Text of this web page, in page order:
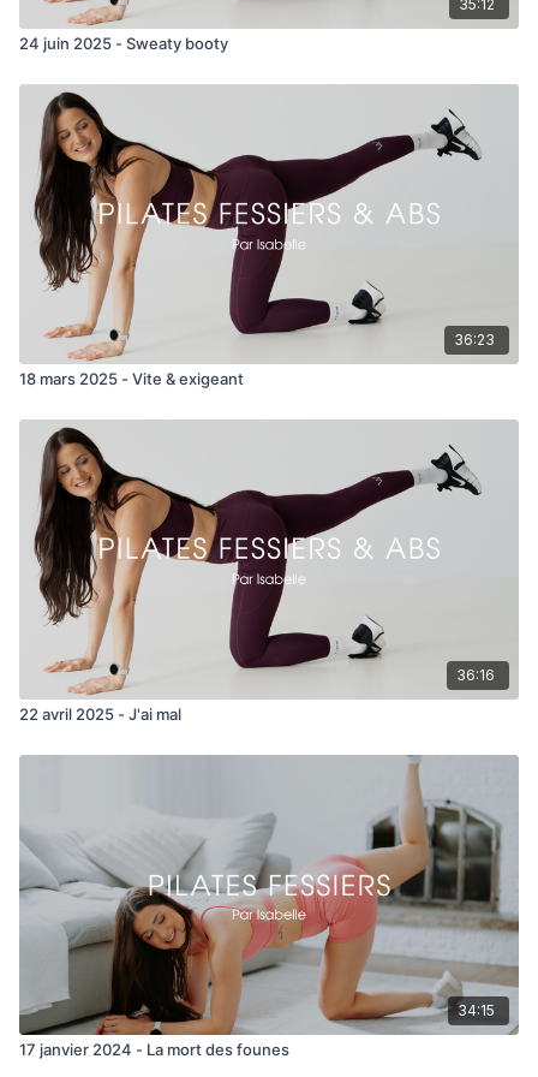
Gros pulses + petits pulses
Fire circle x 30/sens
Single leg extension
Scissor clap (sur ballon)
Bird dog x 30/côté
35:12
24 juin 2025 - Sweaty booty
36:23
18 mars 2025 - Vite & exigeant
36:16
22 avril 2025 - J'ai mal
34:15
17 janvier 2024 - La mort des founes